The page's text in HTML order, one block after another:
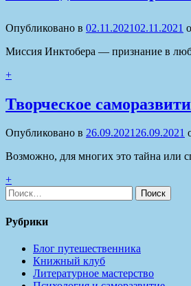
Опубликовано в 02.11.202102.11.2021
Миссия Инктобера — признание в
+
Творческое
Опубликовано в 26.09.202126.09.2021
Возможно, для многих это тайна или
+
Найти:
Рубрики
Блог путешественника
Книжный клуб
Литературное мастерство